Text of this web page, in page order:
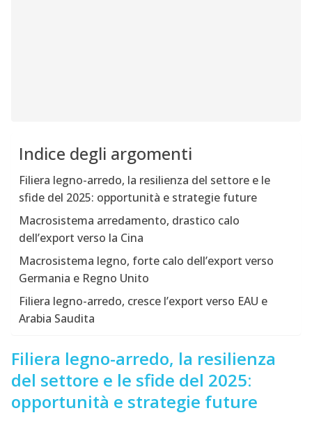
Indice degli argomenti
Filiera legno-arredo, la resilienza del settore e le
sfide del 2025: opportunità e strategie future
Macrosistema arredamento, drastico calo
dell’export verso la Cina
Macrosistema legno, forte calo dell’export verso
Germania e Regno Unito
Filiera legno-arredo, cresce l’export verso EAU e
Arabia Saudita
Filiera legno-arredo, la resilienza
del settore e le sfide del 2025:
opportunità e strategie future